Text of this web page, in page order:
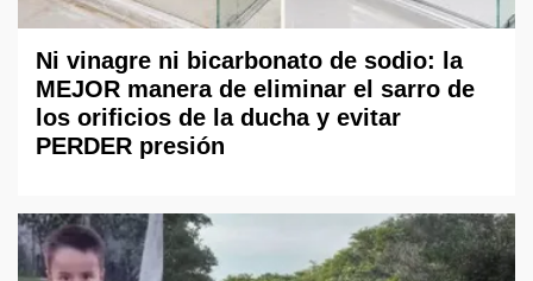
Ni vinagre ni bicarbonato de sodio: la
MEJOR manera de eliminar el sarro de
los orificios de la ducha y evitar
PERDER presión